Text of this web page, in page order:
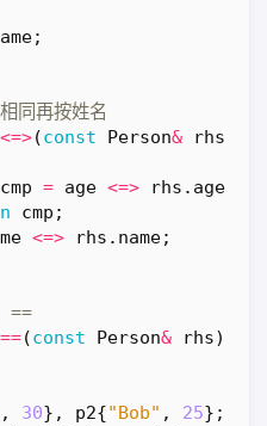
;
<=>(const Person& rhs
cmp = age <=> rhs . age
cmp ;
<=> rhs . name;
==(const Person& rhs)
, 30}, p2{"Bob" , 25};